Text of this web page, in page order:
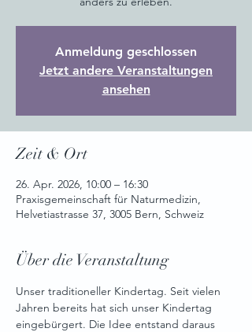
Anmeldung geschlossen
Jetzt andere Veranstaltungen
ansehen
Zeit & Ort
26. Apr. 2026, 10:00 – 16:30
Praxisgemeinschaft für Naturmedizin,
Helvetiastrasse 37, 3005 Bern, Schweiz
Über die Veranstaltung
Unser traditioneller Kindertag. Seit vielen
Jahren bereits hat sich unser Kindertag
eingebürgert. Die Idee entstand daraus